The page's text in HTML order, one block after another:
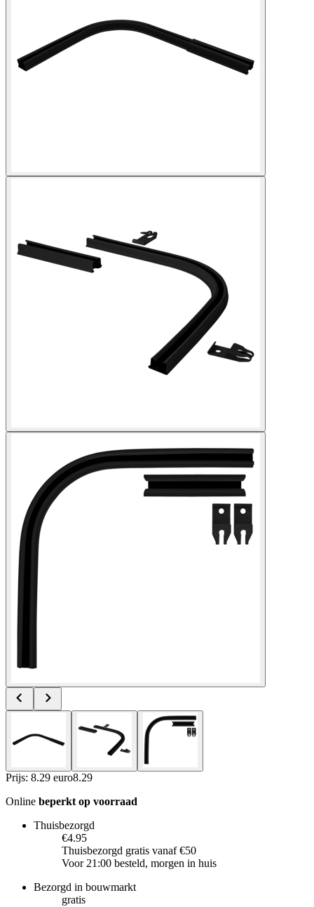
Prijs: 8.29 euro8.29
Online beperkt op voorraad
Thuisbezorgd
€4.95
Thuisbezorgd gratis vanaf €50
Voor 21:00 besteld, morgen in huis
Bezorgd in bouwmarkt
gratis